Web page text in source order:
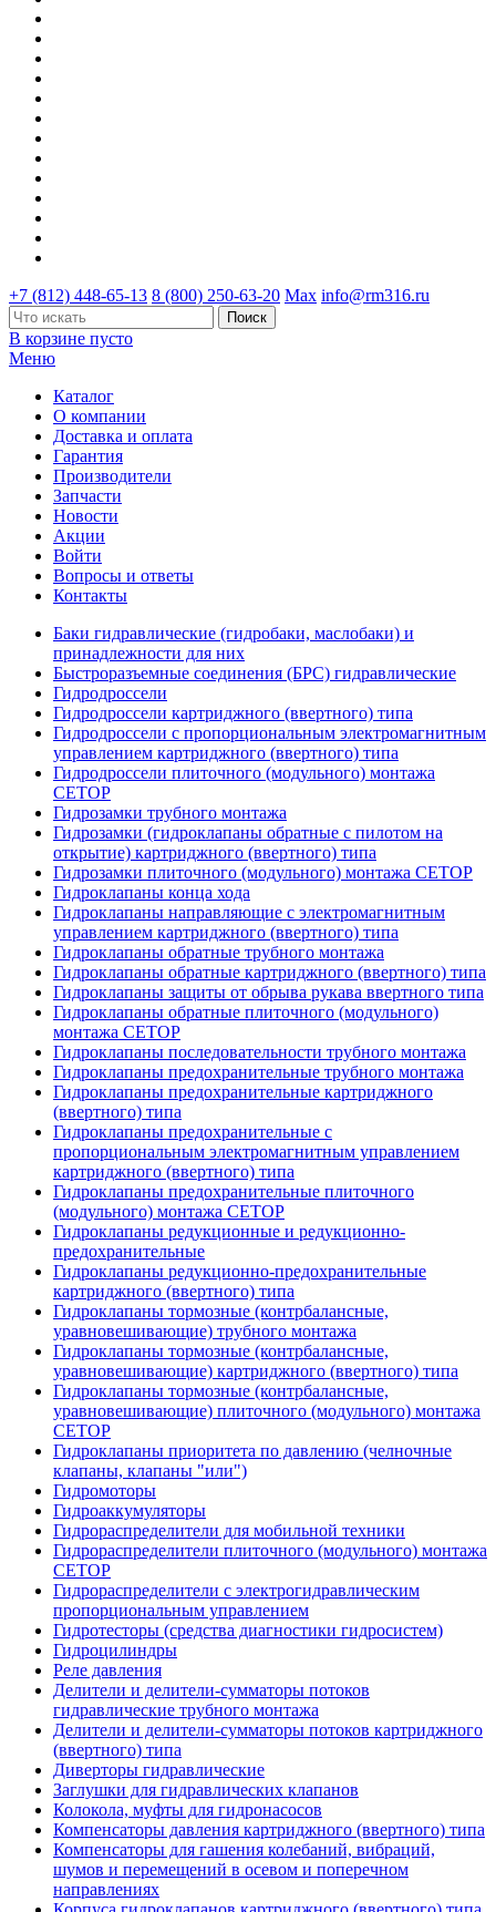
+7 (812) 448-65-13 8 (800) 250-63-20 Max info@rm316.ru
В корзине пусто
Меню
Каталог
О компании
Доставка и оплата
Гарантия
Производители
Запчасти
Новости
Акции
Войти
Вопросы и ответы
Контакты
Баки гидравлические (гидробаки, маслобаки) и
принадлежности для них
Быстроразъемные соединения (БРС) гидравлические
Гидродроссели
Гидродроссели картриджного (ввертного) типа
Гидродроссели с пропорциональным электромагнитным
управлением картриджного (ввертного) типа
Гидродроссели плиточного (модульного) монтажа
CETOP
Гидрозамки трубного монтажа
Гидрозамки (гидроклапаны обратные с пилотом на
открытие) картриджного (ввертного) типа
Гидрозамки плиточного (модульного) монтажа CETOP
Гидроклапаны конца хода
Гидроклапаны направляющие с электромагнитным
управлением картриджного (ввертного) типа
Гидроклапаны обратные трубного монтажа
Гидроклапаны обратные картриджного (ввертного) типа
Гидроклапаны защиты от обрыва рукава ввертного типа
Гидроклапаны обратные плиточного (модульного)
монтажа CETOP
Гидроклапаны последовательности трубного монтажа
Гидроклапаны предохранительные трубного монтажа
Гидроклапаны предохранительные картриджного
(ввертного) типа
Гидроклапаны предохранительные с
пропорциональным электромагнитным управлением
картриджного (ввертного) типа
Гидроклапаны предохранительные плиточного
(модульного) монтажа CETOP
Гидроклапаны редукционные и редукционно-
предохранительные
Гидроклапаны редукционно-предохранительные
картриджного (ввертного) типа
Гидроклапаны тормозные (контрбалансные,
уравновешивающие) трубного монтажа
Гидроклапаны тормозные (контрбалансные,
уравновешивающие) картриджного (ввертного) типа
Гидроклапаны тормозные (контрбалансные,
уравновешивающие) плиточного (модульного) монтажа
CETOP
Гидроклапаны приоритета по давлению (челночные
клапаны, клапаны "или")
Гидромоторы
Гидроаккумуляторы
Гидрораспределители для мобильной техники
Гидрораспределители плиточного (модульного) монтажа
СЕТОР
Гидрораспределители с электрогидравлическим
пропорциональным управлением
Гидротесторы (средства диагностики гидросистем)
Гидроцилиндры
Реле давления
Делители и делители-сумматоры потоков
гидравлические трубного монтажа
Делители и делители-сумматоры потоков картриджного
(ввертного) типа
Диверторы гидравлические
Заглушки для гидравлических клапанов
Колокола, муфты для гидронасосов
Компенсаторы давления картриджного (ввертного) типа
Компенсаторы для гашения колебаний, вибраций,
шумов и перемещений в осевом и поперечном
направлениях